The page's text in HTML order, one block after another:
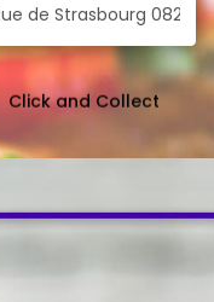
Click and Collect